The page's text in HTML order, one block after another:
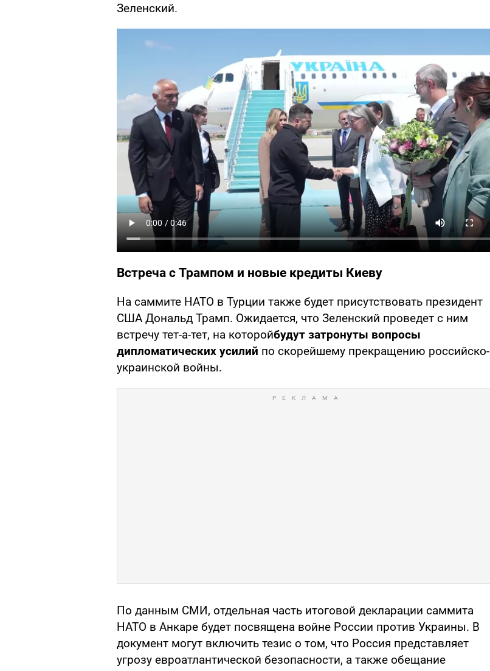
Зеленский.
Встреча с Трампом и новые кредиты Киеву
На саммите НАТО в Турции также будет присутствовать президент
США Дональд Трамп. Ожидается, что Зеленский проведет с ним
встречу тет-а-тет, на которойбудут затронуты вопросы
дипломатических усилий по скорейшему прекращению российско-
украинской войны.
По данным СМИ, отдельная часть итоговой декларации саммита
НАТО в Анкаре будет посвящена войне России против Украины. В
документ могут включить тезис о том, что Россия представляет
угрозу евроатлантической безопасности, а также обещание